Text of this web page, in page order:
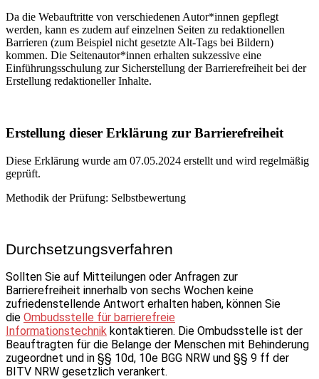
Da die Webauftritte von verschiedenen Autor*innen gepflegt
werden, kann es zudem auf einzelnen Seiten zu redaktionellen
Barrieren (zum Beispiel nicht gesetzte Alt-Tags bei Bildern)
kommen. Die Seitenautor*innen erhalten sukzessive eine
Einführungsschulung zur Sicherstellung der Barrierefreiheit bei der
Erstellung redaktioneller Inhalte.
Erstellung dieser Erklärung zur Barrierefreiheit
Diese Erklärung wurde am 07.05.2024 erstellt und wird regelmäßig
geprüft.
Methodik der Prüfung: Selbstbewertung
Durchsetzungsverfahren
Sollten Sie auf Mitteilungen oder Anfragen zur
Barrierefreiheit innerhalb von sechs Wochen keine
zufriedenstellende Antwort erhalten haben, können Sie
die Ombudsstelle für barrierefreie
Informationstechnik kontaktieren. Die Ombudsstelle ist der
Beauftragten für die Belange der Menschen mit Behinderung
zugeordnet und in §§ 10d, 10e BGG NRW und §§ 9 ff der
BITV NRW gesetzlich verankert.